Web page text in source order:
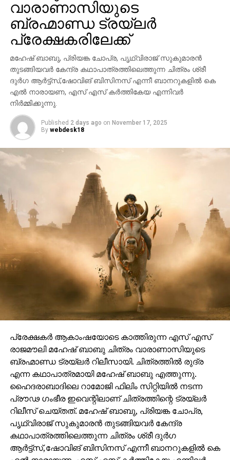
വാരാണാസിയുടെ
ബ്രഹ്മാണ്ഡ ട്രയ്ലർ
പ്രേക്ഷകരിലേക്ക്
മഹേഷ് ബാബു, പ്രിയങ്ക ചോപ്ര, പൃഥ്വിരാജ് സുകുമാരൻ
തുടങ്ങിയവർ കേന്ദ്ര കഥാപാത്രത്തിലെത്തുന്ന ചിത്രം ശ്രീ
ദുർഗ ആർട്ട്സ്,ഷോവിങ് ബിസിനസ് എന്നീ ബാനറുകളിൽ കെ
എൽ നാരായണ, എസ് എസ് കർത്തികേയ എന്നിവർ
നിർമ്മിക്കുന്നു.
Published 2 days ago on November 17, 2025
By webdesk18
പ്രേക്ഷകർ ആകാംഷയോടെ കാത്തിരുന്ന എസ് എസ്
രാജമൗലി മഹേഷ് ബാബു ചിത്രം വാരാണാസിയുടെ
ബ്രഹ്മാണ്ഡ ട്രയ്ലർ റിലീസായി. ചിത്രത്തിൽ രുദ്ര
എന്ന കഥാപാത്രമായി മഹേഷ് ബാബു എത്തുന്നു.
ഹൈദരാബാദിലെ റാമോജി ഫിലിം സിറ്റിയിൽ നടന്ന
പ്രൗഢ ഗംഭീര ഇവെന്റിലാണ് ചിത്രത്തിന്റെ ട്രയ്ലർ
റിലീസ് ചെയ്തത്. മഹേഷ് ബാബു, പ്രിയങ്ക ചോപ്ര,
പൃഥ്വിരാജ് സുകുമാരൻ തുടങ്ങിയവർ കേന്ദ്ര
കഥാപാത്രത്തിലെത്തുന്ന ചിത്രം ശ്രീ ദുർഗ
ആർട്ട്സ്,ഷോവിങ് ബിസിനസ് എന്നീ ബാനറുകളിൽ കെ